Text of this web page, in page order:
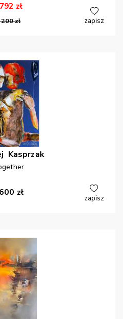
zł
zł zapisz
Kasprzak
zł
zapisz